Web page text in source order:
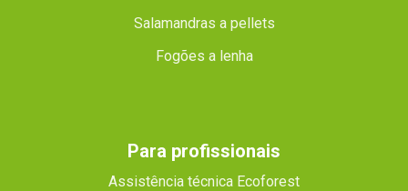
Salamandras a pellets
Fogões a lenha
Para profissionais
Assistência técnica Ecoforest